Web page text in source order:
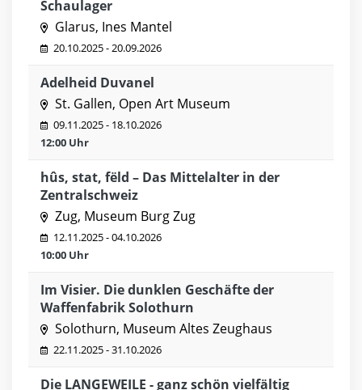
Schaulager
Glarus, Ines Mantel
20.10.2025 - 20.09.2026
Adelheid Duvanel
St. Gallen, Open Art Museum
09.11.2025 - 18.10.2026
12:00 Uhr
hûs, stat, fëld – Das Mittelalter in der
Zentralschweiz
Zug, Museum Burg Zug
12.11.2025 - 04.10.2026
10:00 Uhr
Im Visier. Die dunklen Geschäfte der
Waffenfabrik Solothurn
Solothurn, Museum Altes Zeughaus
22.11.2025 - 31.10.2026
Die LANGEWEILE - ganz schön vielfältig